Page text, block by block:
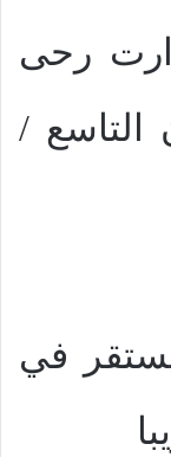
رحى
التاسع /
في